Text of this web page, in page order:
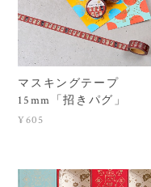
マスキングテープ
15mm「招きパグ」
¥605